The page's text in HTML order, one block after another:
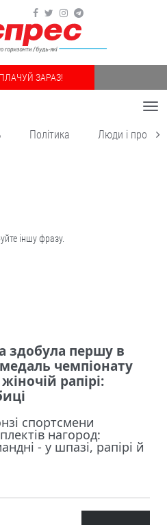
ЗАРАЗ!
Політика Люди і
іншу фразу.
здобула першу в
медаль чемпіонату
рапірі:
спортсмени
нагород:
- у шпазі, рапірі й